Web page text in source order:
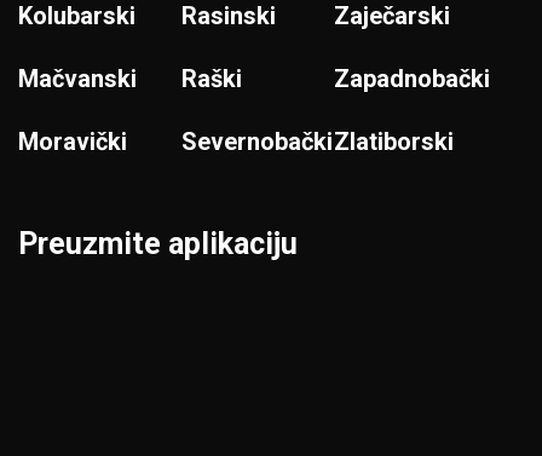
Kolubarski
Mačvanski
Moravički
Rasinski
Raški
Severnobački
Zaječarski
Zapadnobački
Zlatiborski
Preuzmite aplikaciju